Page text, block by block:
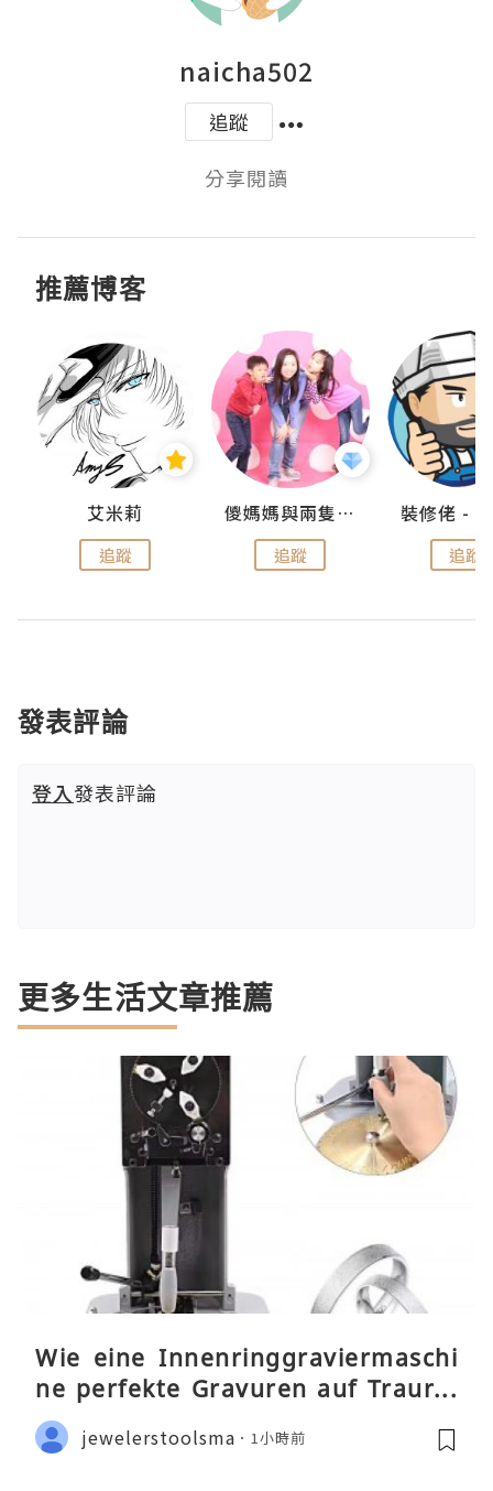
naicha502
追蹤
分享閱讀
推薦博客
艾米莉
追蹤
儍媽媽與兩隻小魔怪之家
追蹤 追蹤
發表評論
登入發表評論
更多生活文章推薦
Wie eine Innenringgraviermaschi
ne perfekte Gravuren auf Traurin
gen ermöglicht
jewelerstoolsma 1小時前